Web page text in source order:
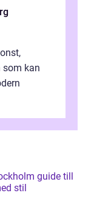
som kan
guide till
stil